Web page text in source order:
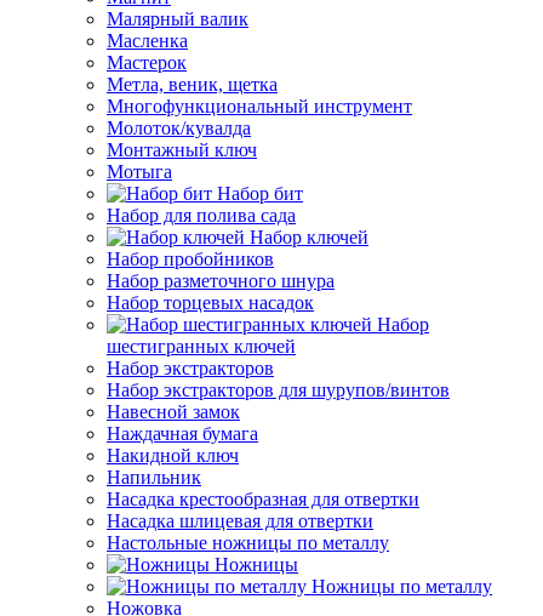
Малярный валик
Масленка
Мастерок
Метла, веник, щетка
Многофункциональный инструмент
Молоток/кувалда
Монтажный ключ
Мотыга
Набор бит
Набор для полива сада
Набор ключей
Набор пробойников
Набор разметочного шнура
Набор торцевых насадок
Набор
шестигранных ключей
Набор экстракторов
Набор экстракторов для шурупов/винтов
Навесной замок
Наждачная бумага
Накидной ключ
Напильник
Насадка крестообразная для отвертки
Насадка шлицевая для отвертки
Настольные ножницы по металлу
Ножницы
Ножницы по металлу
Ножовка